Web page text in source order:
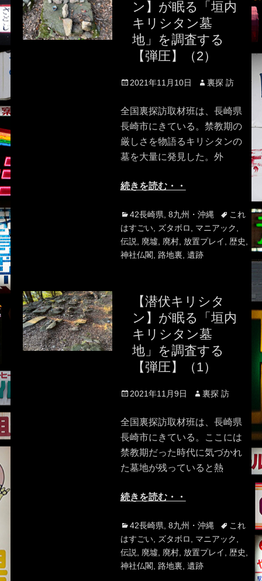
ン】が眠る「垣内
キリシタン墓
地」を調査する
【弾圧】（2）
Posted
2021年11月10日 Author
裏探 訪
全国裏探訪取材班は、長崎県
長崎市にきている。禁教期の
厳しさを物語るキリシタンの
墓を大量に発見した。外
続きを読む・・
Categories
42長崎県 8九州・沖縄 Tagsこれ
はすごい, ズタボロ マニアック
伝説
廃墟 廃村, 放置プレイ 歴史
神社仏閣
路地裏 遺跡
【潜伏キリシタ
ン】が眠る「垣内
キリシタン墓
地」を調査する
【弾圧】（1）
Posted
2021年11月9日 Author
裏探 訪
全国裏探訪取材班は、長崎県
長崎市にきている。ここには
禁教期だった時代に気づかれ
た墓地が残っていると熱
続きを読む・・
Categories
42長崎県 8九州・沖縄 Tagsこれ
はすごい, ズタボロ マニアック
伝説
廃墟 廃村, 放置プレイ 歴史
神社仏閣
路地裏 遺跡